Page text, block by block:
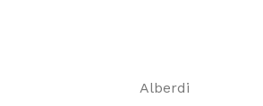
Alberdi